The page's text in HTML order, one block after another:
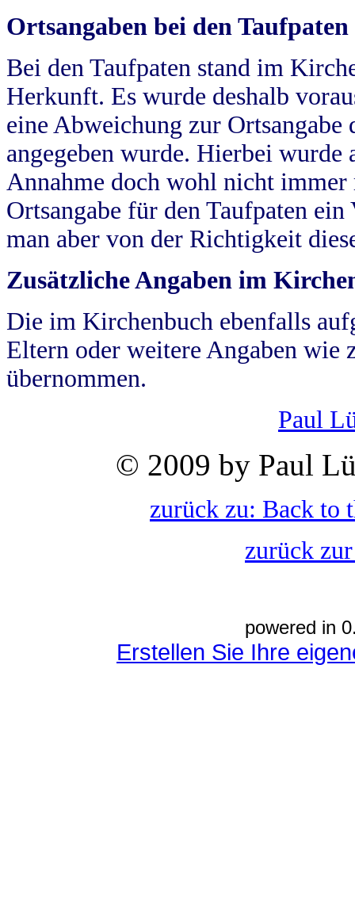
Ortsangaben bei den Taufpaten
Bei den Taufpaten stand im
Herkunft. Es wurde deshalb
eine Abweichung zur
angegeben wurde. Hierbei wurde
Annahme doch wohl nicht
Ortsangabe für den Taufpaten
man aber von der Richtigkeit
Zusätzliche Angaben im
Die im Kirchenbuch ebenfalls
Eltern oder weitere Angaben wie
übernommen.
Paul
© 2009 by Paul
zurück zu: Back to
zurück
powered in
Erstellen Sie Ihre